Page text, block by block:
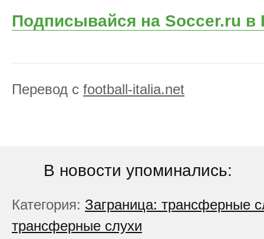
Подписывайся на Soccer.ru в
Перевод с football-italia.net
В новости упоминались:
Категория: Заграница: трансферные
трансферные слухи